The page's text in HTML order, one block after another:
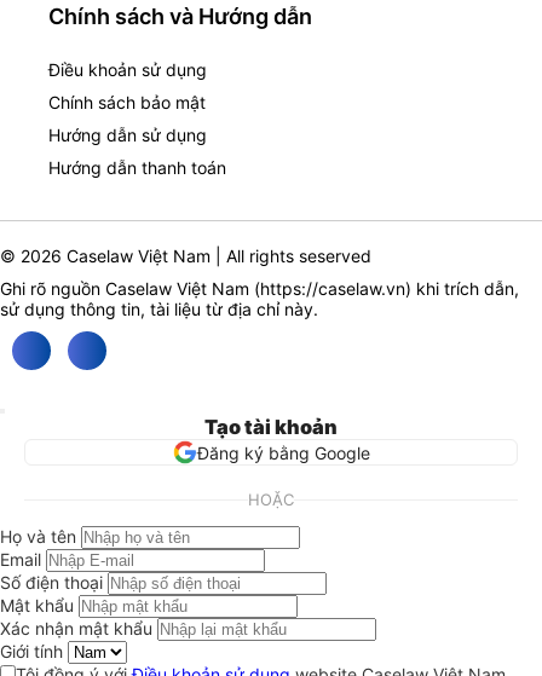
Chính sách và Hướng dẫn
Điều khoản sử dụng
Chính sách bảo mật
Hướng dẫn sử dụng
Hướng dẫn thanh toán
© 2026 Caselaw Việt Nam | All rights seserved
Ghi rõ nguồn Caselaw Việt Nam (https://caselaw.vn) khi trích dẫn,
sử dụng thông tin, tài liệu từ địa chỉ này.
Tạo tài khoản
Đăng ký bằng Google
HOẶC
Họ và tên
Email
Số điện thoại
Mật khẩu
Xác nhận mật khẩu
Giới tính